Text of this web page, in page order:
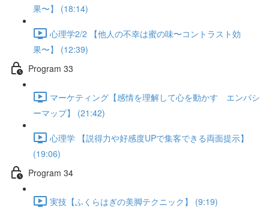
果〜】 (18:14)
心理学2/2 【他人の不幸は蜜の味〜コントラスト効
果〜】 (12:39)
Program 33
マーケティング【感情を理解して心を動かす エンパシ
ーマップ】 (21:42)
心理学 【説得力や好感度UPで集客できる両面提示】
(19:06)
Program 34
実技【ふくらはぎの美脚テクニック】 (9:19)